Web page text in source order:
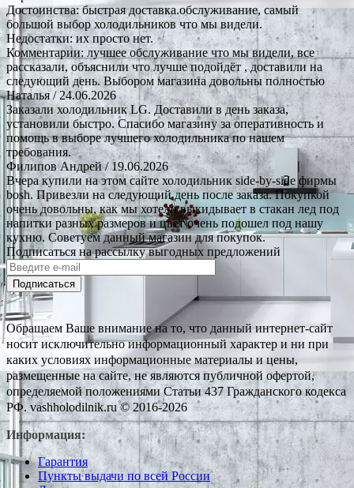
Достоинства: быстрая доставка.обслуживание, самый
большой выбор холодильников что мы видели.
Недостатки: их просто нет.
Комментарии: лучшее обслуживание что мы видели, все
рассказали, объяснили что лучше подойдёт , доставили на
следующий день. Выбором магазина довольны полностью
Наталья/ 24.06.2026
Заказали холодильник LG. Доставили в день заказа,
установили быстро. Спасибо магазину за оперативность и
помощь в выборе лучшего холодильника по нашем
требования.
Филипов Андрей/ 19.06.2026
Вчера купили на этом сайте холодильник side-by-side фирмы
bosh. Привезли на следующий день после заказа. Покупкой
очень довольны, как мы хотели выкидывает в стакан лед под
напитки разных размеров и цвет очень подошел под нашу
кухню. Советуем данный магазин для покупок.
Подписаться на рассылку выгодных предложений
Подписаться
Обращаем Ваше внимание на то, что данный интернет-сайт
носит исключительно информационный характер и ни при
каких условиях информационные материалы и цены,
размещенные на сайте, не являются публичной офертой,
определяемой положениями Статьи 437 Гражданского кодекса
РФ. vashholodilnik.ru © 2016-2026
Информация:
Гарантия
Пункты выдачи по всей России